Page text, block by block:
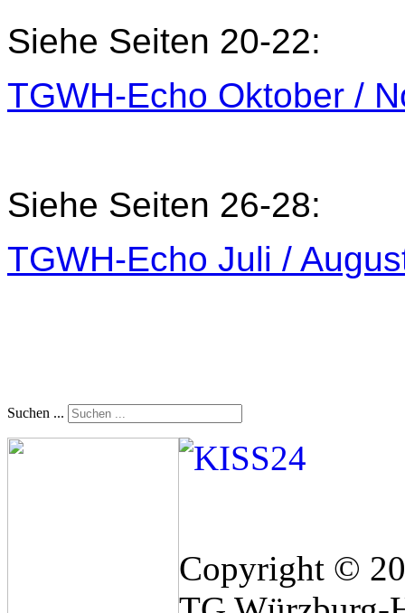
Siehe Seiten 20-22:
TGWH-Echo Oktober /
Siehe Seiten 26-28:
TGWH-Echo Juli /
Suchen ...
Copyright ©